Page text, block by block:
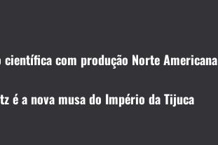
com produção Norte Americana
é a nova musa do Império da Tijuca